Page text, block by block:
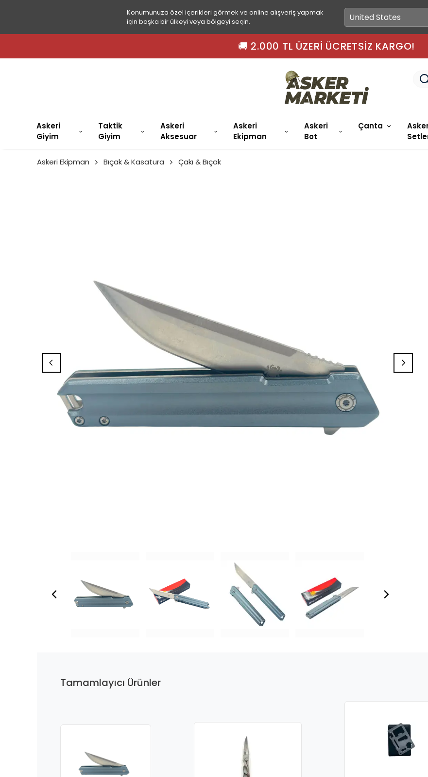
Konumunuza özel içerikleri görmek ve online alışveriş yapmak
için başka bir ülkeyi veya bölgeyi seçin.
🚀 15.00'A KADAR SIPARIŞLER AYNI GÜN
Askeri
Giyim
Taktik
Giyim
Askeri
Aksesuar
Askeri
Ekipman
Askeri
Bot
Çanta
Askeri Ekipman Bıçak & Kasatura Çakı & Bıçak
Tamamlayıcı Ürünler